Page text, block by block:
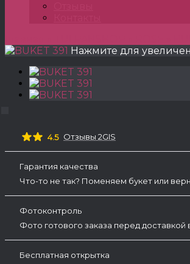
Нажмите для
4.5 Отзывы 2GIS
Гарантия качества
Что-то не так? Поменяем букет или
Фотоконтроль
Фото готового заказа перед
Бесплатная открытка